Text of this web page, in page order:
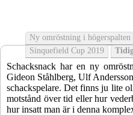
Ny omröstning i högerspalten
Sinquefield Cup 2019
Schacksnack har en ny
Gideon Ståhlberg, Ulf
schackspelare. Det finns ju lite
motstånd över tid eller hur
hur insatt man är i denna